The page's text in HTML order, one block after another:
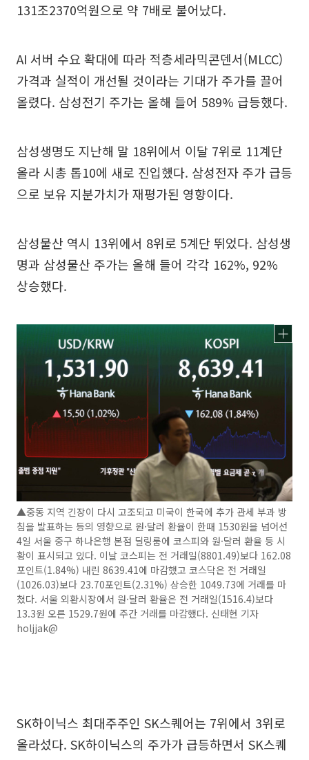
131조2370억원으로 약 7배로 불어났다.
AI 서버 수요 확대에 따라 적층세라믹콘덴서(MLCC)
가격과 실적이 개선될 것이라는 기대가 주가를 끌어
올렸다. 삼성전기 주가는 올해 들어 589% 급등했다.
삼성생명도 지난해 말 18위에서 이달 7위로 11계단
올라 시총 톱10에 새로 진입했다. 삼성전자 주가 급등
으로 보유 지분가치가 재평가된 영향이다.
삼성물산 역시 13위에서 8위로 5계단 뛰었다. 삼성생
명과 삼성물산 주가는 올해 들어 각각 162%, 92%
상승했다.
▲중동 지역 긴장이 다시 고조되고 미국이 한국에 추가 관세 부과 방
침을 발표하는 등의 영향으로 원·달러 환율이 한때 1530원을 넘어선
4일 서울 중구 하나은행 본점 딜링룸에 코스피와 원·달러 환율 등 시
황이 표시되고 있다. 이날 코스피는 전 거래일(8801.49)보다 162.08
포인트(1.84%) 내린 8639.41에 마감했고 코스닥은 전 거래일
(1026.03)보다 23.70포인트(2.31%) 상승한 1049.73에 거래를 마
쳤다. 서울 외환시장에서 원·달러 환율은 전 거래일(1516.4)보다
13.3원 오른 1529.7원에 주간 거래를 마감했다. 신태현 기자
holjjak@
SK하이닉스 최대주주인 SK스퀘어는 7위에서 3위로
올라섰다. SK하이닉스의 주가가 급등하면서 SK스퀘